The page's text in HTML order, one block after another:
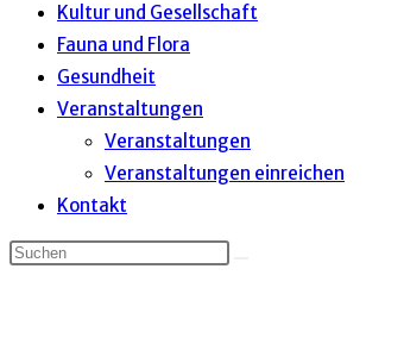
Kultur und Gesellschaft
Fauna und Flora
Gesundheit
Veranstaltungen
Veranstaltungen
Veranstaltungen einreichen
Kontakt